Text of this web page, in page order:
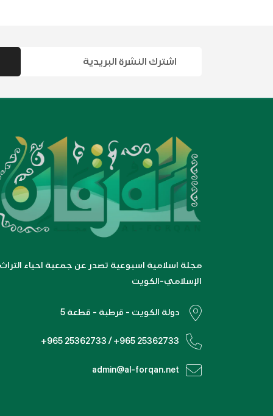
مجلة اسلامية اسبوعية تصدر عن جمعية احياء التراث
الإسلامي-الكويت
دولة الكويت - قرطبة - قطعة 5
+965 25362733 / +965 25362733
admin@al-forqan.net